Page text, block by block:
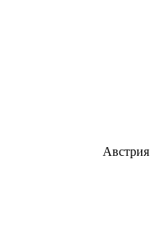
Австрия